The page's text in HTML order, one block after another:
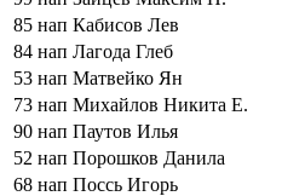
85 нап Кабисов Лев
84 нап Лагода Глеб
53 нап Матвейко Ян
73 нап Михайлов Никита Е.
90 нап Паутов Илья
52 нап Порошков Данила
68 нап Поссь Игорь